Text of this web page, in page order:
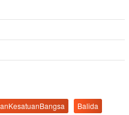
Balida